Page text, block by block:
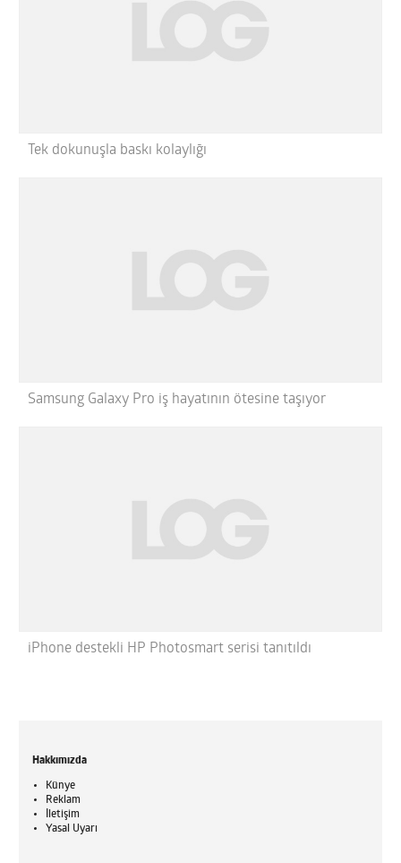
Tek dokunuşla baskı kolaylığı
Samsung Galaxy Pro iş hayatının ötesine taşıyor
iPhone destekli HP Photosmart serisi tanıtıldı
Hakkımızda
Künye
Reklam
İletişim
Yasal Uyarı